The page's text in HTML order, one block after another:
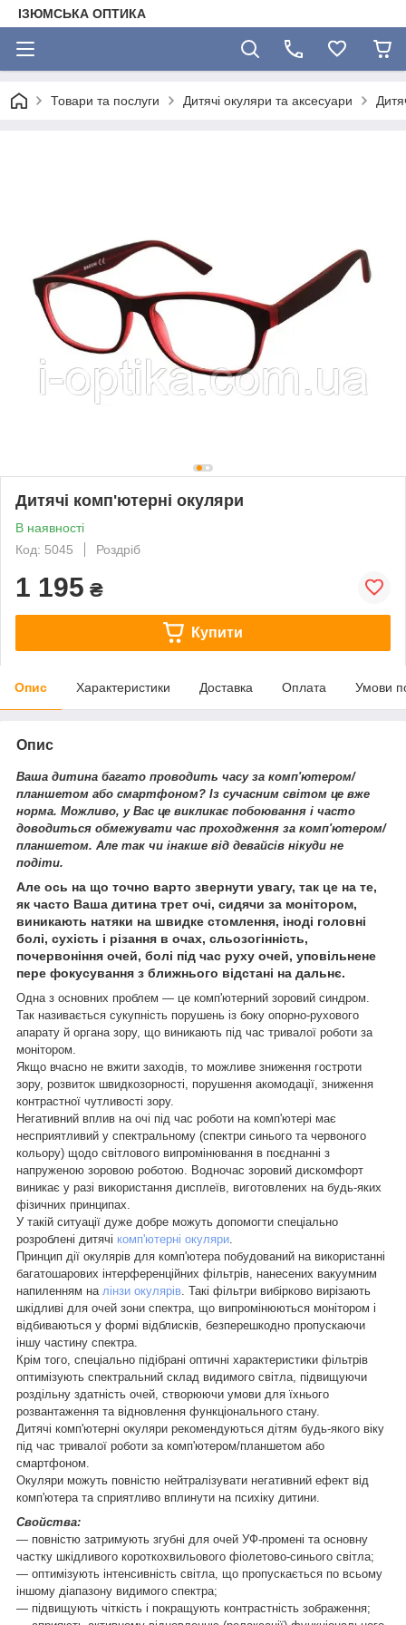
ІЗЮМСЬКА ОПТИКА
Товари та послуги Дитячі окуляри та аксесуари
Дитячі комп'ютерні окуляри
В наявності
Код: 5045
Роздріб
1 195 ₴
Купити
Опис Характеристики Доставка Оплата Умови
Опис
Ваша дитина багато проводить часу за комп'ютером/
планшетом або смартфоном? Із сучасним світом це вже
норма. Можливо, у Вас це викликає побоювання і часто
доводиться обмежувати час проходження за комп'ютером/
планшетом. Але так чи інакше від девайсів нікуди не
подіти.
Але ось на що точно варто звернути увагу, так це на те,
як часто Ваша дитина трет очі, сидячи за монітором,
виникають натяки на швидке стомлення, іноді головні
болі, сухість і різання в очах, сльозогінність,
почервоніння очей, болі під час руху очей, уповільнене
пере фокусування з ближнього відстані на дальнє.
Одна з основних проблем — це комп'ютерний зоровий синдром.
Так називається сукупність порушень із боку опорно-рухового
апарату й органа зору, що виникають під час тривалої роботи за
монітором.
Якщо вчасно не вжити заходів, то можливе зниження гостроти
зору, розвиток швидкозорності, порушення акомодації, зниження
контрастної чутливості зору.
Негативний вплив на очі під час роботи на комп'ютері має
несприятливий у спектральному (спектри синього та червоного
кольору) щодо світлового випромінювання в поєднанні з
напруженою зоровою роботою. Водночас зоровий дискомфорт
виникає у разі використання дисплеїв, виготовлених на будь-яких
фізичних принципах.
У такій ситуації дуже добре можуть допомогти спеціально
розроблені дитячі комп'ютерні окуляри
Принцип дії окулярів для комп'ютера побудований на використанні
багатошарових інтерференційних фільтрів, нанесених вакуумним
напиленням на лінзи окулярів . Такі фільтри вибірково вирізають
шкідливі для очей зони спектра, що випромінюються монітором і
відбиваються у формі відблисків, безперешкодно пропускаючи
іншу частину спектра.
Крім того, спеціально підібрані оптичні характеристики фільтрів
оптимізують спектральний склад видимого світла, підвищуючи
роздільну здатність очей, створюючи умови для їхнього
розвантаження та відновлення функціонального стану.
Дитячі комп'ютерні окуляри рекомендуються дітям будь-якого віку
під час тривалої роботи за комп'ютером/планшетом або
смартфоном.
Окуляри можуть повністю нейтралізувати негативний ефект від
комп'ютера та сприятливо вплинути на психіку дитини.
Свойства:
— повністю затримують згубні для очей УФ-промені та основну
частку шкідливого короткохвильового фіолетово-синього світла;
— оптимізують інтенсивність світла, що пропускається по всьому
іншому діапазону видимого спектра;
— підвищують чіткість і покращують контрастність зображення;